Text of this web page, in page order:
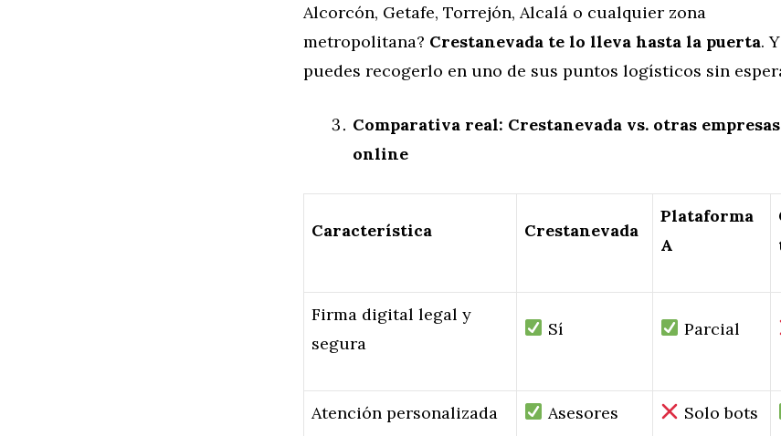
Alcorcón, Getafe, Torrejón, Alcalá o cualquier zona
metropolitana? Crestanevada te lo lleva hasta la puerta.
puedes recogerlo en uno de sus puntos logísticos sin
Comparativa real: Crestanevada vs. otras
online
Característica Crestanevada
Plataforma
A
Firma digital legal y
segura
Sí Parcial
Atención personalizada
Asesores
Solo bots